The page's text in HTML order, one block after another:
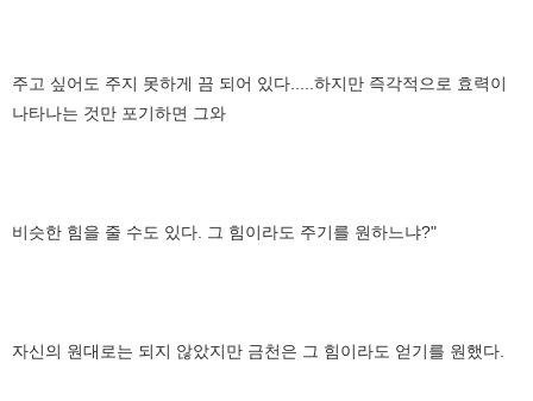
주고 싶어도 주지 못하게 끔 되어 있다.....하지만 즉각적으로 효력이
나타나는 것만 포기하면 그와
비슷한 힘을 줄 수도 있다. 그 힘이라도 주기를 원하느냐?"
자신의 원대로는 되지 않았지만 금천은 그 힘이라도 얻기를 원했다.